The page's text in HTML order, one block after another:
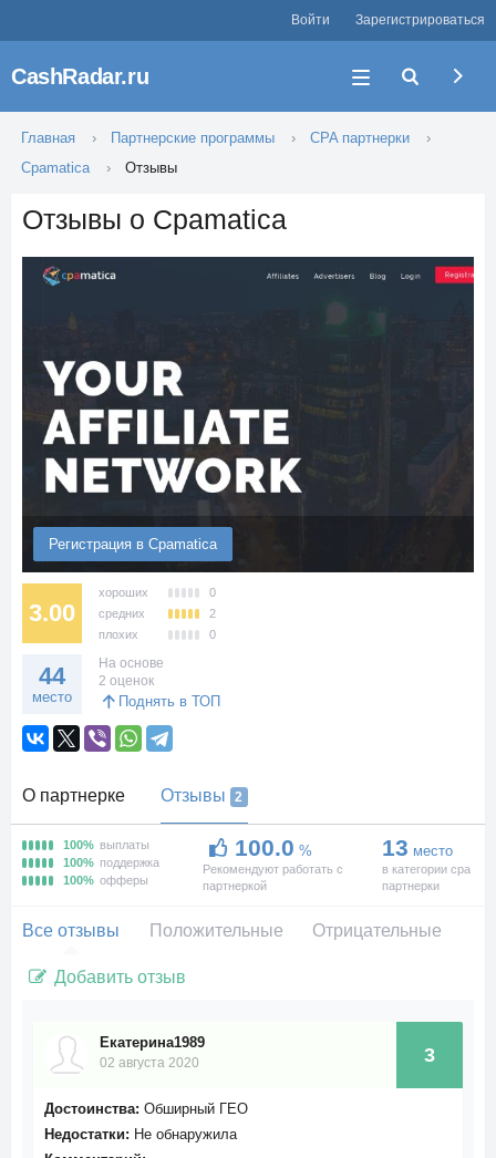
Войти Зарегистрироваться
CashRadar.ru
Главная Партнерские программы
CPA партнерки
Cpamatica
Отзывы
Отзывы о Cpamatica
Регистрация в Cpamatica
3.00
хороших
0
средних
2
плохих
0
44
место
На основе
2 оценок
Поднять в ТОП
О партнерке Отзывы 2
100% выплаты
100% поддержка
100% офферы
100.0 %
Рекомендуют работать с
партнеркой
13 место
в категории cpa
партнерки
Все отзывы Положительные Отрицательные
Добавить отзыв
Екатерина1989
02 августа 2020 3
Достоинства: Обширный ГЕО
Недостатки: Не обнаружила